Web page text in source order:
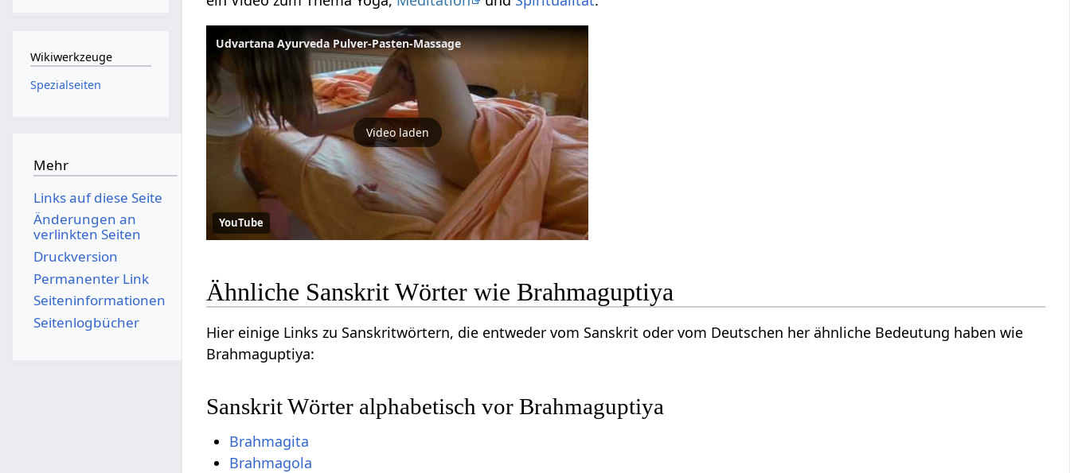
Udvartana Ayurveda Pulver-Pasten-Massage
Video laden
YouTube
Ähnliche Sanskrit Wörter wie Brahmaguptiya
Hier einige Links zu Sanskritwörtern, die entweder vom Sanskrit oder vom Deutschen her ähnliche Bedeutung haben wie
Brahmaguptiya:
Sanskrit Wörter alphabetisch vor Brahmaguptiya
Brahmagita
Brahmagola
Wikiwerkzeuge
Spezialseiten
Mehr
Links auf diese Seite
Änderungen an
verlinkten Seiten
Druckversion
Permanenter Link
Seiten­­informationen
Seitenlogbücher